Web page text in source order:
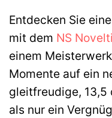
Entdecken Sie
mit dem NS
einem
Momente auf ein
gleitfreudige, 13,5
als nur ein